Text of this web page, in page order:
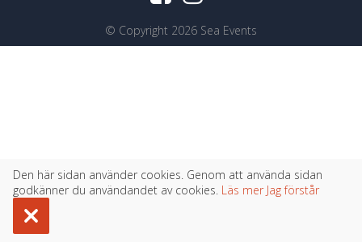
© Copyright 2026 Sea Events
Den här sidan använder cookies. Genom att använda sidan
godkänner du användandet av cookies. Läs mer Jag förstår